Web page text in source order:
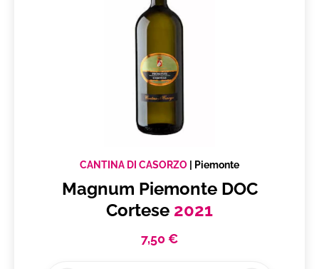
CANTINA DI CASORZO | Piemonte
Magnum Piemonte DOC
Cortese 2021
7,50 €